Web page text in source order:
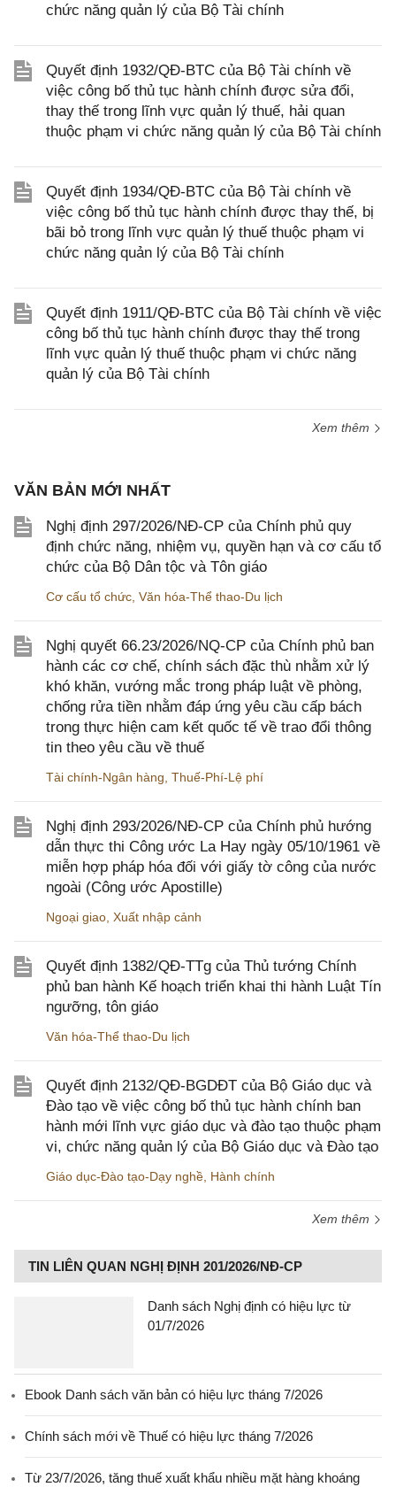
chức năng quản lý của Bộ Tài chính
Quyết định 1932/QĐ-BTC của Bộ Tài chính về
việc công bố thủ tục hành chính được sửa đổi,
thay thế trong lĩnh vực quản lý thuế, hải quan
thuộc phạm vi chức năng quản lý của Bộ Tài chính
Quyết định 1934/QĐ-BTC của Bộ Tài chính về
việc công bố thủ tục hành chính được thay thế, bị
bãi bỏ trong lĩnh vực quản lý thuế thuộc phạm vi
chức năng quản lý của Bộ Tài chính
Quyết định 1911/QĐ-BTC của Bộ Tài chính về việc
công bố thủ tục hành chính được thay thế trong
lĩnh vực quản lý thuế thuộc phạm vi chức năng
quản lý của Bộ Tài chính
Xem thêm
VĂN BẢN MỚI NHẤT
Nghị định 297/2026/NĐ-CP của Chính phủ quy
định chức năng, nhiệm vụ, quyền hạn và cơ cấu tổ
chức của Bộ Dân tộc và Tôn giáo
Cơ cấu tổ chức Văn hóa-Thể thao-Du lịch
Nghị quyết 66.23/2026/NQ-CP của Chính phủ ban
hành các cơ chế, chính sách đặc thù nhằm xử lý
khó khăn, vướng mắc trong pháp luật về phòng,
chống rửa tiền nhằm đáp ứng yêu cầu cấp bách
trong thực hiện cam kết quốc tế về trao đổi thông
tin theo yêu cầu về thuế
Tài chính-Ngân hàng Thuế-Phí-Lệ phí
Nghị định 293/2026/NĐ-CP của Chính phủ hướng
dẫn thực thi Công ước La Hay ngày 05/10/1961 về
miễn hợp pháp hóa đối với giấy tờ công của nước
ngoài (Công ước Apostille)
Ngoại giao Xuất nhập cảnh
Quyết định 1382/QĐ-TTg của Thủ tướng Chính
phủ ban hành Kế hoạch triển khai thi hành Luật Tín
ngưỡng, tôn giáo
Văn hóa-Thể thao-Du lịch
Quyết định 2132/QĐ-BGDĐT của Bộ Giáo dục và
Đào tạo về việc công bố thủ tục hành chính ban
hành mới lĩnh vực giáo dục và đào tạo thuộc phạm
vi, chức năng quản lý của Bộ Giáo dục và Đào tạo
Giáo dục-Đào tạo-Dạy nghề Hành chính
Xem thêm
TIN LIÊN QUAN NGHỊ ĐỊNH 201/2026/NĐ-CP
Danh sách Nghị định có hiệu lực từ
01/7/2026
Ebook Danh sách văn bản có hiệu lực tháng 7/2026
Chính sách mới về Thuế có hiệu lực tháng 7/2026
Từ 23/7/2026, tăng thuế xuất khẩu nhiều mặt hàng khoáng